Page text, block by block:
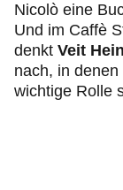
Nicolò eine
Und im Caffè
denkt Veit
nach, in
wichtige Rolle